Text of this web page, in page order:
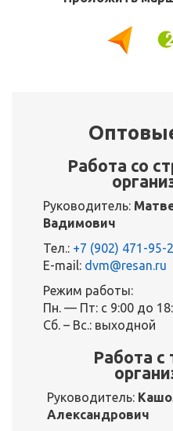
Работа со
Руководитель:
Вадимович
Тел.: +7 (902) 471-95-
E-mail: dvm@resan.ru
Режим работы:
Пн. — Пт: с 9:00 до
Сб. – Вс.: выходной
Работа с
Руководитель:
Александрович